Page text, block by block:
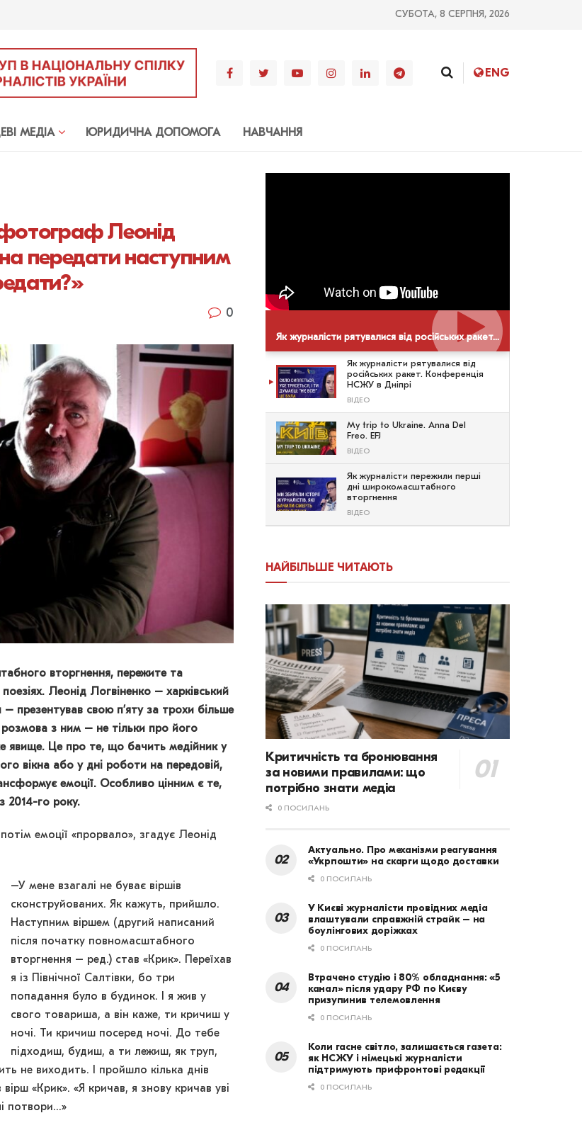
СУБОТА, 8 СЕРПНЯ, 2026
ENG
МЕДIА ЮРИДИЧНА ДОПОМОГА НАВЧАННЯ
фотограф Леонід
передати наступним
0
вторгнення, пережите та
Леонід Логвіненко – харківський
презентував свою п’яту за трохи більше
розмова з ним – не тільки про його
явище. Це про те, що бачить медійник у
вікна або у дні роботи на передовій,
емоції. Особливо цінним є те,
2014-го року.
емоції «прорвало», згадує Леонід
–У мене взагалі не буває віршів
сконструйованих. Як кажуть, прийшло.
Наступним віршем (другий написаний
після початку повномасштабного
вторгнення – ред.) став «Крик». Переїхав
я із Північної Салтівки, бо три
попадання було в будинок. І я жив у
свого товариша, а він каже, ти кричиш у
ночі. Ти кричиш посеред ночі. До тебе
підходиш, будиш, а ти лежиш, як труп,
не виходить. І пройшло кілька днів
«Крик». «Я кричав, я знову кричав уві
потвори…»
Як журналісти рятувалися від російських ракет. Конференція НСЖУ в Дніпрі
Як журналісти рятувалися від
російських ракет. Конференція
НСЖУ в Дніпрі
ВІДЕО
My trip to Ukraine. Anna Del
Freo. EFJ
ВІДЕО
Як журналісти пережили перші
дні широкомасштабного
вторгнення
ВІДЕО
НАЙБІЛЬШЕ ЧИТАЮТЬ
Критичність та бронювання
за новими правилами: що
потрібно знати медіа
0 ПОСИЛАНЬ
Актуально. Про механізми реагування
«Укрпошти» на скарги щодо доставки
0 ПОСИЛАНЬ
У Києві журналісти провідних медіа
влаштували справжній страйк – на
боулінгових доріжках
0 ПОСИЛАНЬ
Втрачено студію і 80% обладнання: «5
канал» після удару РФ по Києву
призупинив телемовлення
0 ПОСИЛАНЬ
Коли гасне світло, залишається газета:
як НСЖУ і німецькі журналісти
підтримують прифронтові редакції
0 ПОСИЛАНЬ